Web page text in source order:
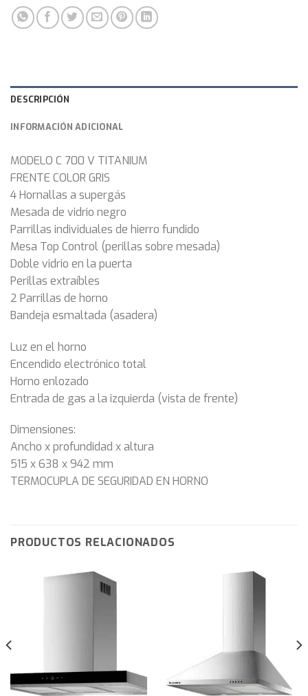
DESCRIPCIÓN
INFORMACIÓN ADICIONAL
MODELO C 700 V TITANIUM
FRENTE COLOR GRIS
4 Hornallas a supergás
Mesada de vidrio negro
Parrillas individuales de hierro fundido
Mesa Top Control (perillas sobre mesada)
Doble vidrio en la puerta
Perillas extraíbles
2 Parrillas de horno
Bandeja esmaltada (asadera)
Luz en el horno
Encendido electrónico total
Horno enlozado
Entrada de gas a la izquierda (vista de frente)
Dimensiones:
Ancho x profundidad x altura
515 x 638 x 942 mm
TERMOCUPLA DE SEGURIDAD EN HORNO
PRODUCTOS RELACIONADOS